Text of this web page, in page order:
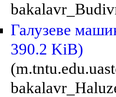
Галузеве
390.2 KiB)